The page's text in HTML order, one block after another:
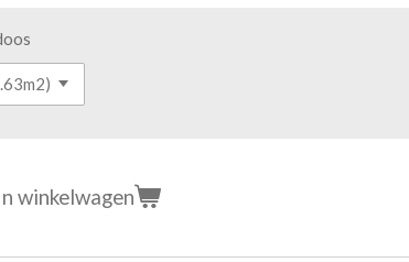
winkelwagen